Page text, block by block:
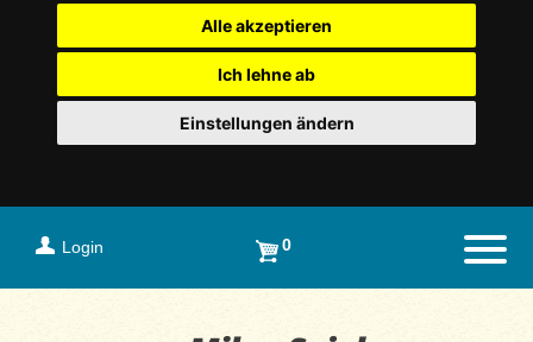
Alle akzeptieren
Ich lehne ab
Einstellungen ändern
Login 0